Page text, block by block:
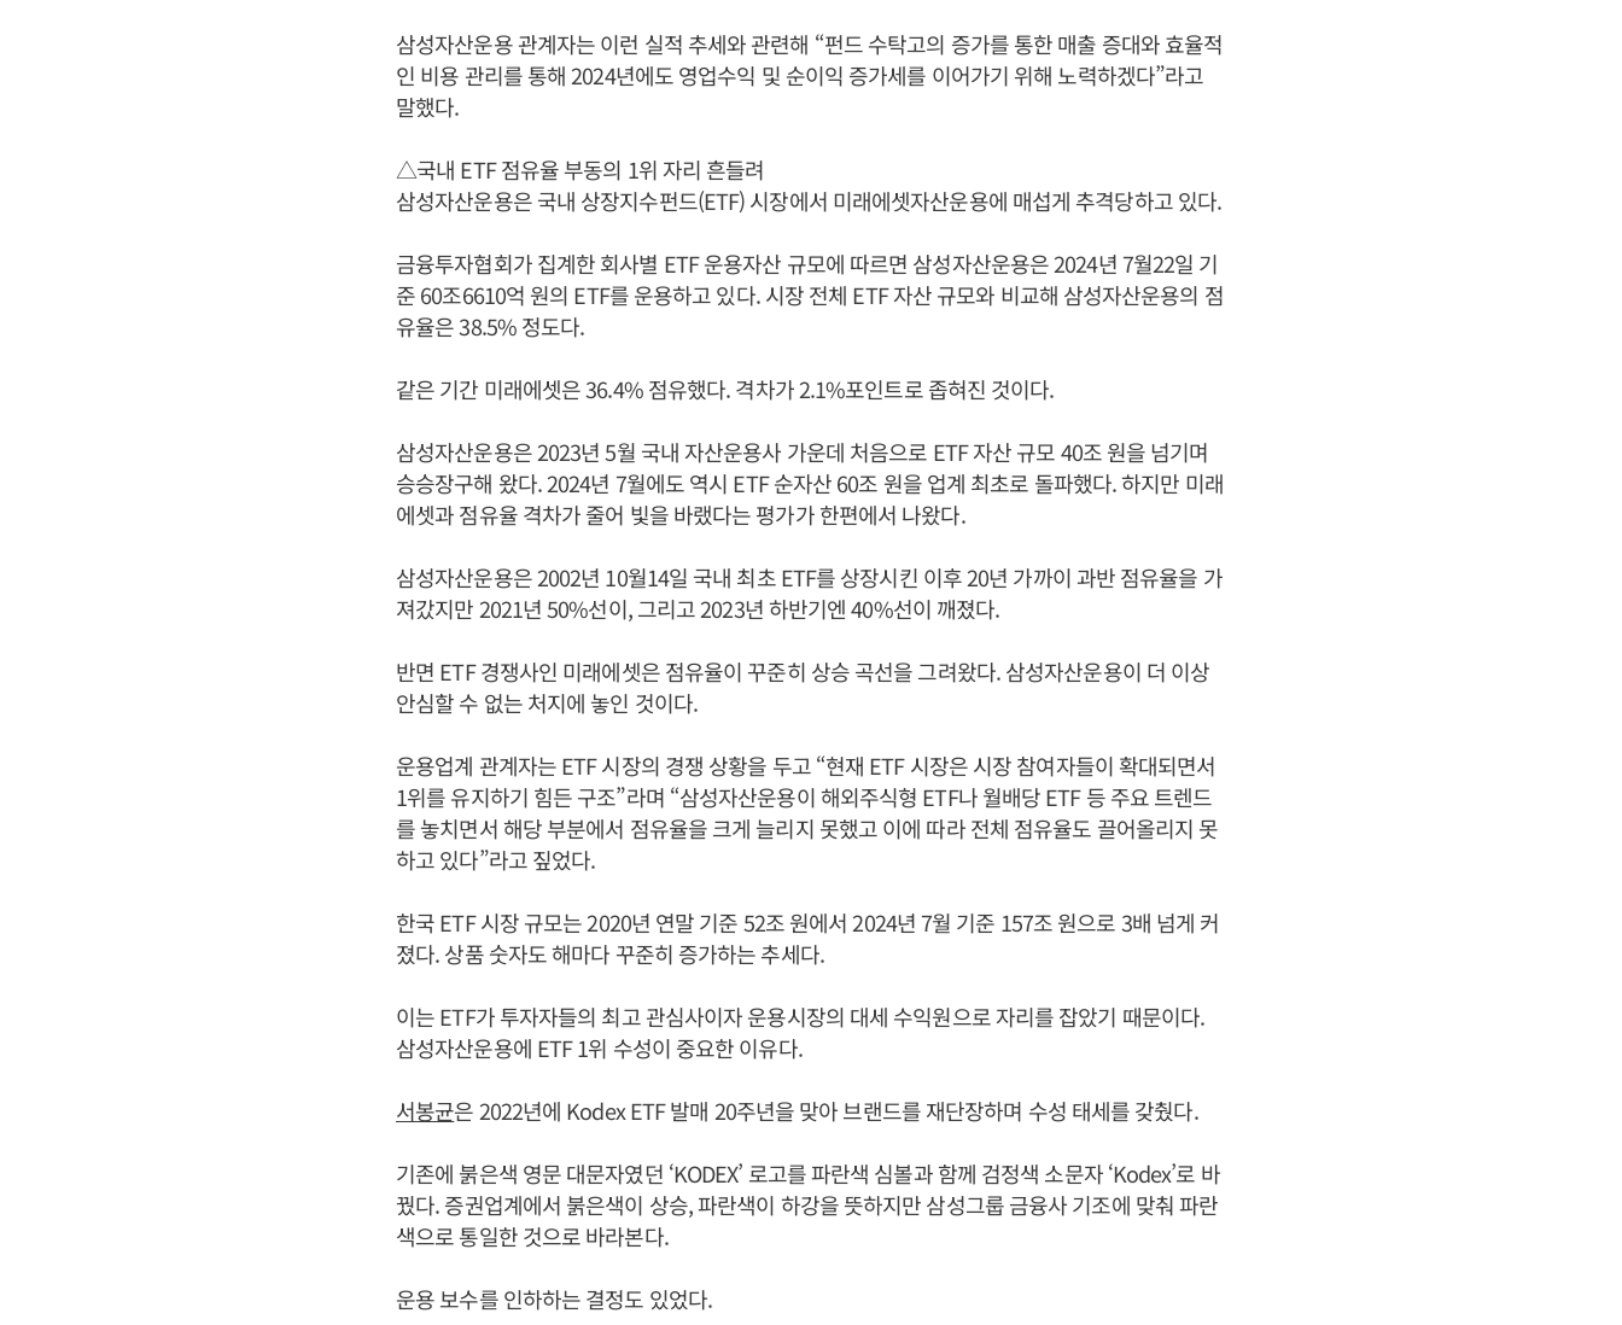
삼성자산운용 관계자는 이런 실적 추세와 관련해 “펀드 수탁고의 증가를 통한 매출 증대와 효율적
인 비용 관리를 통해 2024년에도 영업수익 및 순이익 증가세를 이어가기 위해 노력하겠다”라고
말했다.
△국내 ETF 점유율 부동의 1위 자리 흔들려
삼성자산운용은 국내 상장지수펀드(ETF) 시장에서 미래에셋자산운용에 매섭게 추격당하고 있다.
금융투자협회가 집계한 회사별 ETF 운용자산 규모에 따르면 삼성자산운용은 2024년 7월22일 기
준 60조6610억 원의 ETF를 운용하고 있다. 시장 전체 ETF 자산 규모와 비교해 삼성자산운용의 점
유율은 38.5% 정도다.
같은 기간 미래에셋은 36.4% 점유했다. 격차가 2.1%포인트로 좁혀진 것이다.
삼성자산운용은 2023년 5월 국내 자산운용사 가운데 처음으로 ETF 자산 규모 40조 원을 넘기며
승승장구해 왔다. 2024년 7월에도 역시 ETF 순자산 60조 원을 업계 최초로 돌파했다. 하지만 미래
에셋과 점유율 격차가 줄어 빛을 바랬다는 평가가 한편에서 나왔다.
삼성자산운용은 2002년 10월14일 국내 최초 ETF를 상장시킨 이후 20년 가까이 과반 점유율을 가
져갔지만 2021년 50%선이, 그리고 2023년 하반기엔 40%선이 깨졌다.
반면 ETF 경쟁사인 미래에셋은 점유율이 꾸준히 상승 곡선을 그려왔다. 삼성자산운용이 더 이상
안심할 수 없는 처지에 놓인 것이다.
운용업계 관계자는 ETF 시장의 경쟁 상황을 두고 “현재 ETF 시장은 시장 참여자들이 확대되면서
1위를 유지하기 힘든 구조”라며 “삼성자산운용이 해외주식형 ETF나 월배당 ETF 등 주요 트렌드
를 놓치면서 해당 부분에서 점유율을 크게 늘리지 못했고 이에 따라 전체 점유율도 끌어올리지 못
하고 있다”라고 짚었다.
한국 ETF 시장 규모는 2020년 연말 기준 52조 원에서 2024년 7월 기준 157조 원으로 3배 넘게 커
졌다. 상품 숫자도 해마다 꾸준히 증가하는 추세다.
이는 ETF가 투자자들의 최고 관심사이자 운용시장의 대세 수익원으로 자리를 잡았기 때문이다.
삼성자산운용에 ETF 1위 수성이 중요한 이유다.
서봉균은 2022년에 Kodex ETF 발매 20주년을 맞아 브랜드를 재단장하며 수성 태세를 갖췄다.
기존에 붉은색 영문 대문자였던 ‘KODEX’ 로고를 파란색 심볼과 함께 검정색 소문자 ‘Kodex’로 바
꿨다. 증권업계에서 붉은색이 상승, 파란색이 하강을 뜻하지만 삼성그룹 금융사 기조에 맞춰 파란
색으로 통일한 것으로 바라본다.
운용 보수를 인하하는 결정도 있었다.